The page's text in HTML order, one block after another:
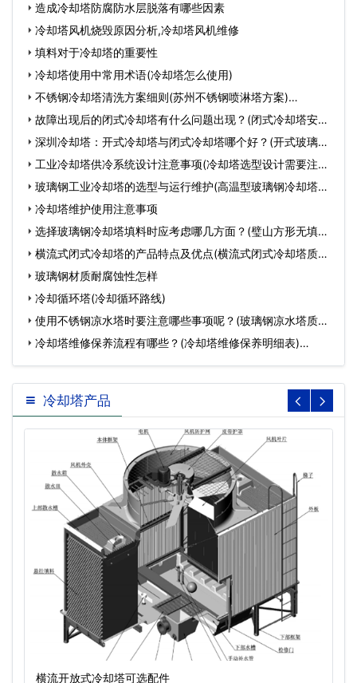
造成冷却塔防腐防水层脱落有哪些因素
冷却塔风机烧毁原因分析,冷却塔风机维修
填料对于冷却塔的重要性
冷却塔使用中常用术语(冷却塔怎么使用)
不锈钢冷却塔清洗方案细则(苏州不锈钢喷淋塔方案)…
故障出现后的闭式冷却塔有什么问题出现？(闭式冷却塔安装
在室…
深圳冷却塔：开式冷却塔与闭式冷却塔哪个好？(开式玻璃钢
冷却塔…
工业冷却塔供冷系统设计注意事项(冷却塔选型设计需要注意
什…玻璃钢工业冷却塔的选型与运行维护(高温型玻璃钢冷却塔型
号…冷却塔维护使用注意事项
选择玻璃钢冷却塔填料时应考虑哪几方面？(璧山方形无填料
玻璃…
横流式闭式冷却塔的产品特点及优点(横流式闭式冷却塔质量
好…玻璃钢材质耐腐蚀性怎样
冷却循环塔(冷却循环路线)
使用不锈钢凉水塔时要注意哪些事项呢？(玻璃钢凉水塔质量)
… 冷却塔维修保养流程有哪些？(冷却塔维修保养明细表)…
冷却塔产品
横流开放式冷却塔可选配件